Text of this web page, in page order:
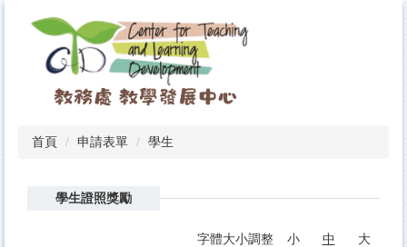
首頁
申請表單 學生
學生證照獎勵
字體大小調整 小 中 大